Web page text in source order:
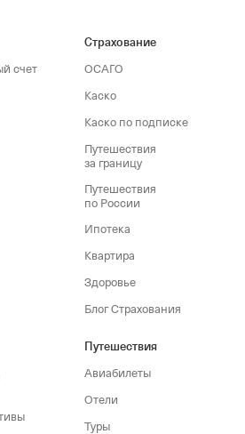
счет
Страхование
ОСАГО
Каско
Каско по подписке
Путешествия
за границу
Путешествия
по России
Ипотека
Квартира
Здоровье
Блог Страхования
Путешествия
Авиабилеты
Отели
Туры